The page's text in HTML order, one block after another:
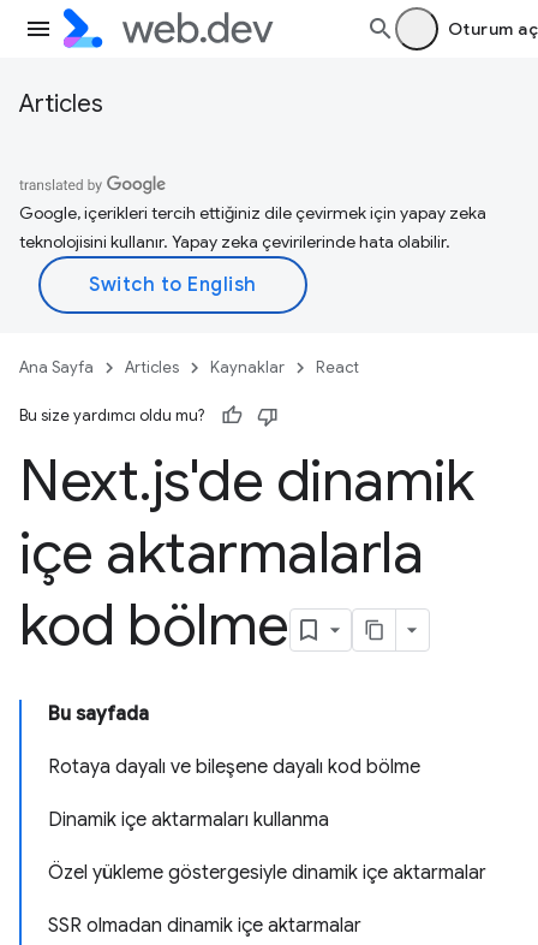
Oturum aç
Articles
Google, içerikleri tercih ettiğiniz dile çevirmek için yapay zeka
teknolojisini kullanır. Yapay zeka çevirilerinde hata olabilir.
Ana Sayfa Articles Kaynaklar React
Bu size yardımcı oldu mu?
Next.js'de dinamik
içe aktarmalarla
kod bölme
Bu sayfada
Rotaya dayalı ve bileşene dayalı kod bölme
Dinamik içe aktarmaları kullanma
Özel yükleme göstergesiyle dinamik içe aktarmalar
SSR olmadan dinamik içe aktarmalar